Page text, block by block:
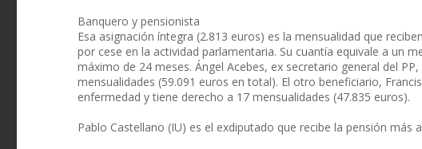
Banquero y pensionista
Esa asignación íntegra (2.813 euros) es la mensualidad que
por cese en la actividad parlamentaria. Su cuantía equivale a un
máximo de 24 meses. Ángel Acebes, ex secretario general del
mensualidades (59.091 euros en total). El otro beneficiario,
enfermedad y tiene derecho a 17 mensualidades (47.835 euros).
Pablo Castellano (IU) es el exdiputado que recibe la pensión más